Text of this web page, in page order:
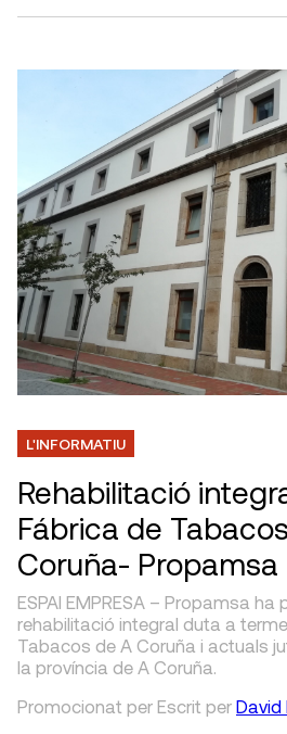
L'INFORMATIU
Rehabilitació
Fábrica de
Coruña- Propamsa
ESPAI EMPRESA – Propamsa ha
rehabilitació integral duta a
Tabacos de A Coruña i actuals
la província de A Coruña.
Promocionat per Escrit per David